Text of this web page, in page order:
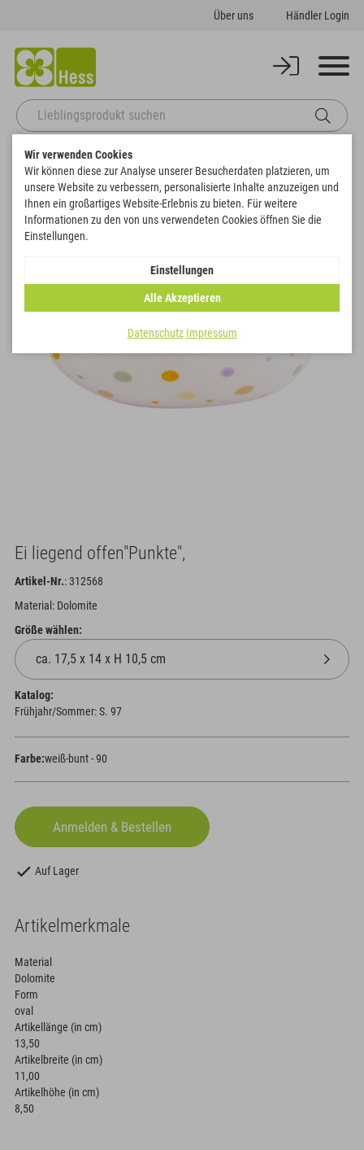
Über uns Händler Login
Startseite Themenwelten
Zurück zur Artikelübersicht
Ei liegend offen"Punkte",
Artikel-Nr.: 312568
Material: Dolomite
Größe wählen:
Katalog:
Frühjahr/Sommer: S. 97
Farbe:weiß-bunt - 90
Auf Lager
Artikelmerkmale
Material
Dolomite
Form
oval
Artikellänge (in cm)
13,50
Artikelbreite (in cm)
11,00
Artikelhöhe (in cm)
8,50
Wir verwenden Cookies
Wir können diese zur Analyse unserer Besucherdaten platzieren, um
unsere Website zu verbessern, personalisierte Inhalte anzuzeigen und
Ihnen ein großartiges Website-Erlebnis zu bieten. Für weitere
Informationen zu den von uns verwendeten Cookies öffnen Sie die
Einstellungen.
Einstellungen
Alle Akzeptieren
Datenschutz Impressum